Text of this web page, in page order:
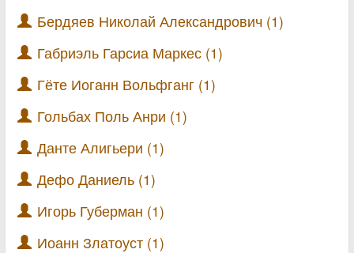
Бердяев Николай Александрович (1)
Габриэль Гарсиа Маркес (1)
Гёте Иоганн Вольфганг (1)
Гольбах Поль Анри (1)
Данте Алигьери (1)
Дефо Даниель (1)
Игорь Губерман (1)
Иоанн Златоуст (1)